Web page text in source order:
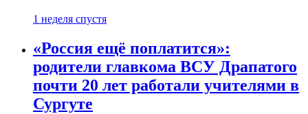
1 неделя спустя
«Россия ещё поплатится»:
родители главкома ВСУ Драпатого
почти 20 лет работали учителями в
Сургуте